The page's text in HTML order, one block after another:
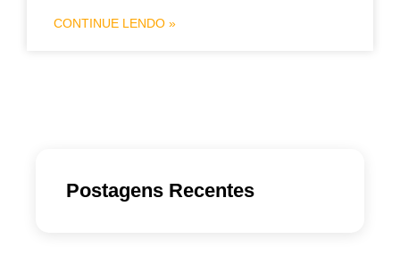
CONTINUE LENDO »
Postagens Recentes